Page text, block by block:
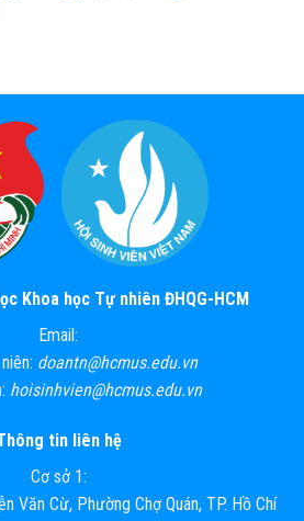
Khoa học Tự nhiên ĐHQG-HCM
Email:
doantn@hcmus.edu.vn
hoisinhvien@hcmus.edu.vn
tin liên hệ
Cơ sở 1:
Văn Cừ, Phường Chợ Quán, TP. Hồ Chí